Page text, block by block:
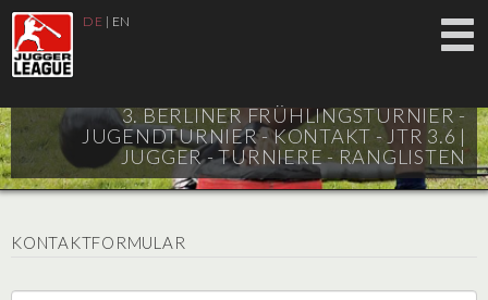
DE | EN
3. BERLINER FRÜHLINGSTURNIER -
JUGENDTURNIER - KONTAKT - JTR 3.6 |
JUGGER - TURNIERE - RANGLISTEN
KONTAKTFORMULAR